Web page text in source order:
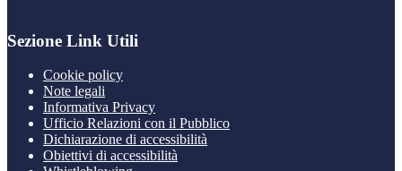
Sezione Link Utili
Cookie policy
Note legali
Informativa Privacy
Ufficio Relazioni con il Pubblico
Dichiarazione di accessibilità
Obiettivi di accessibilità